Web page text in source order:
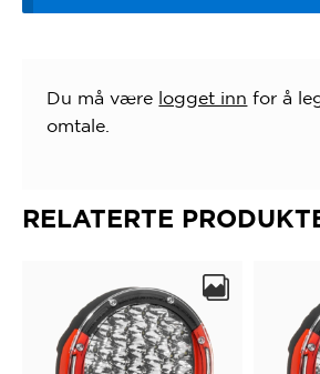
Du må være logget inn for å
omtale.
RELATERTE